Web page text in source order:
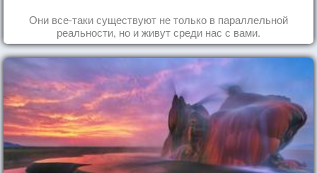
Они все-таки существуют не только в параллельной
реальности, но и живут среди нас с вами.